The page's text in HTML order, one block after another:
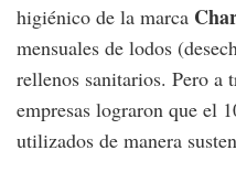
higiénico de la marca
mensuales de lodos
rellenos sanitarios. Pero a
empresas lograron que el
utilizados de manera